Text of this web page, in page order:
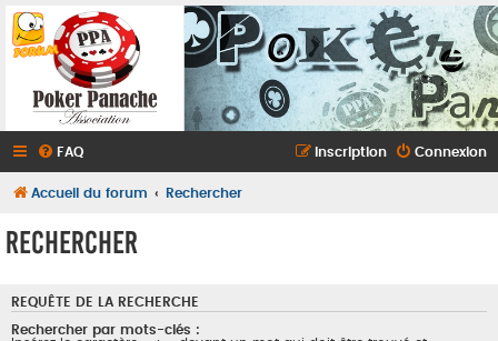
FAQ Connexion
Inscription
Accueil du forum Rechercher
Rechercher
REQUÊTE DE LA RECHERCHE
Rechercher par mots-clés :